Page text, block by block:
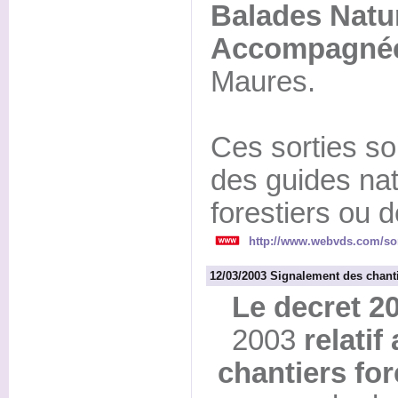
Balades
Maures.
Ces sorties
des guides
forestiers ou
http://www.webvds.com/
12/03/2003 Signalement des
Le decret
2003 relatif
chantiers